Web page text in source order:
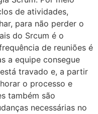
de atividades,
para não perder o
do Srcum é o
de reuniões é
a equipe consegue
travado e, a partir
o processo e
também são
necessárias no